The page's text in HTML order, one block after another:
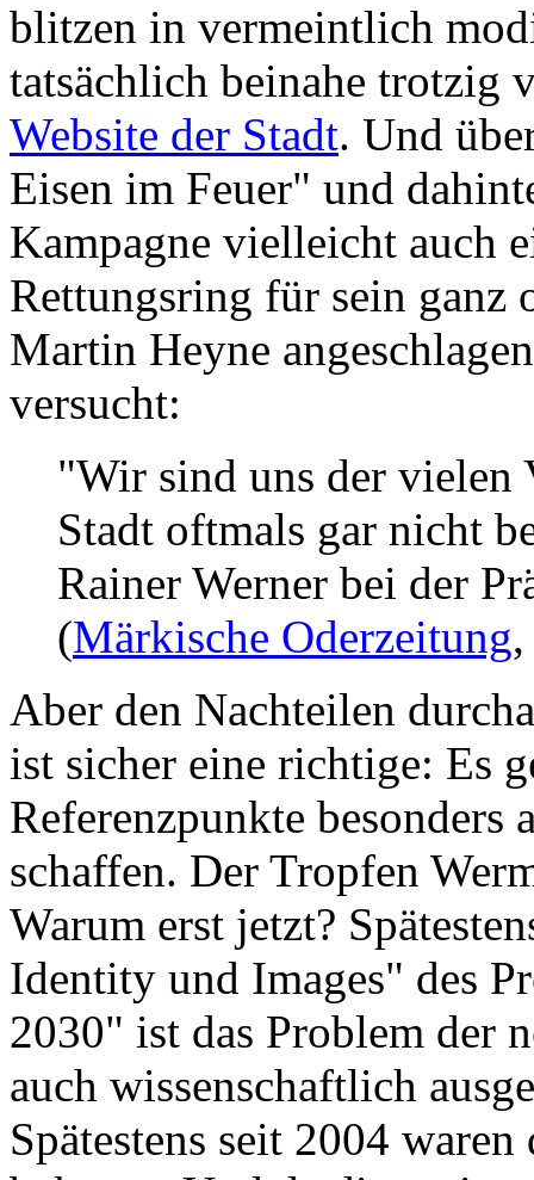
blitzen in vermeintlich
tatsächlich beinahe trotzig
Website der Stadt. Und
Eisen im Feuer" und
Kampagne vielleicht auch
Rettungsring für sein
Martin Heyne
versucht:
"Wir sind uns der vielen
Stadt oftmals gar nicht
Rainer Werner bei der
(Märkische Oderzeitung
Aber den Nachteilen
ist sicher eine richtige: Es
Referenzpunkte
schaffen. Der Tropfen
Warum erst jetzt?
Identity und Images" des
2030" ist das Problem der
auch wissenschaftlich
Spätestens seit 2004